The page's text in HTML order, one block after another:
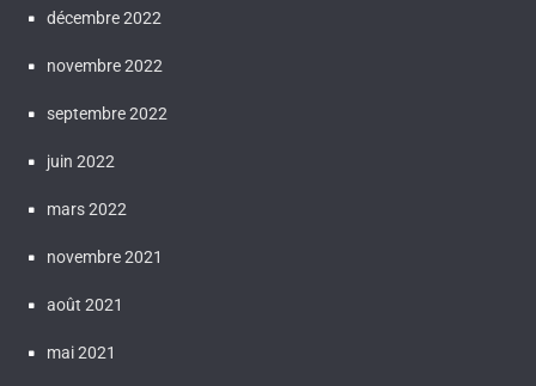
décembre 2022
novembre 2022
septembre 2022
juin 2022
mars 2022
novembre 2021
août 2021
mai 2021